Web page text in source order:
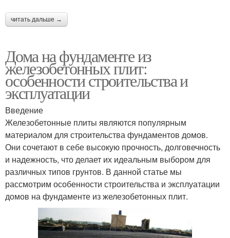
читать дальше →
Дома на фундаменте из
железобетонных плит:
особенности строительства и
эксплуатации
Введение
Железобетонные плиты являются популярным
материалом для строительства фундаментов домов.
Они сочетают в себе высокую прочность, долговечность
и надежность, что делает их идеальным выбором для
различных типов грунтов. В данной статье мы
рассмотрим особенности строительства и эксплуатации
домов на фундаменте из железобетонных плит.